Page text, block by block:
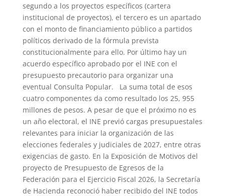
segundo a los proyectos específicos (cartera
institucional de proyectos), el tercero es un apartado
con el monto de financiamiento público a partidos
políticos derivado de la fórmula prevista
constitucionalmente para ello. Por último hay un
acuerdo específico aprobado por el INE con el
presupuesto precautorio para organizar una
eventual Consulta Popular. La suma total de esos
cuatro componentes da como resultado los 25, 955
millones de pesos. A pesar de que el próximo no es
un año electoral, el INE previó cargas presupuestales
relevantes para iniciar la organización de las
elecciones federales y judiciales de 2027, entre otras
exigencias de gasto. En la Exposición de Motivos del
proyecto de Presupuesto de Egresos de la
Federación para el Ejercicio Fiscal 2026, la Secretaría
de Hacienda reconoció haber recibido del INE todos